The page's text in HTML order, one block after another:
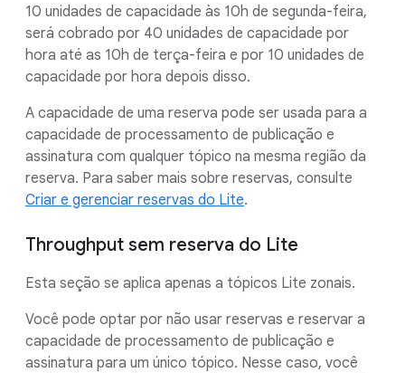
10 unidades de capacidade às 10h de segunda-feira,
será cobrado por 40 unidades de capacidade por
hora até as 10h de terça-feira e por 10 unidades de
capacidade por hora depois disso.
A capacidade de uma reserva pode ser usada para a
capacidade de processamento de publicação e
assinatura com qualquer tópico na mesma região da
reserva. Para saber mais sobre reservas, consulte
Criar e gerenciar reservas do Lite.
Throughput sem reserva do Lite
Esta seção se aplica apenas a tópicos Lite zonais.
Você pode optar por não usar reservas e reservar a
capacidade de processamento de publicação e
assinatura para um único tópico. Nesse caso, você